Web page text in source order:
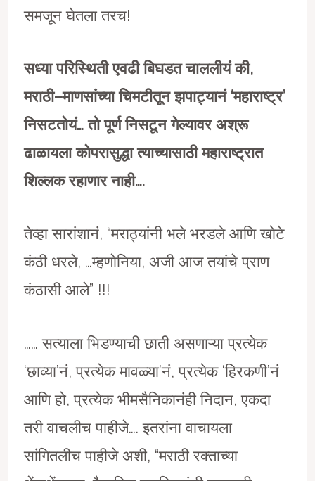
समजून घेतला तरच!
सध्या परिस्थिती एवढी बिघडत चाललीयं की,
मराठी–माणसांच्या चिमटीतून झपाट्यानं ‘महाराष्ट्र’
निसटतोयं… तो पूर्ण निसटून गेल्यावर अश्रू
ढाळायला कोपरासुद्धा त्याच्यासाठी महाराष्ट्रात
शिल्लक रहाणार नाही….
तेव्हा सारांशानं, “मराठ्यांनी भले भरडले आणि खोटे
कंठी धरले, …म्हणोनिया, अजी आज तयांचे प्राण
कंठासी आले” !!!
…… सत्याला भिडण्याची छाती असणाऱ्या प्रत्येक
‘छाव्या’नं, प्रत्येक मावळ्या’नं, प्रत्येक ‘हिरकणी’नं
आणि हो, प्रत्येक भीमसैनिकानंही निदान, एकदा
तरी वाचलीच पाहीजे…. इतरांना वाचायला
सांगितलीच पाहीजे अशी, “मराठी रक्ताच्या